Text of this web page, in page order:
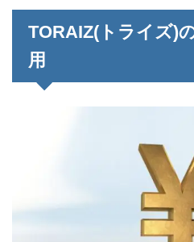
TORAIZ(トライズ)
用